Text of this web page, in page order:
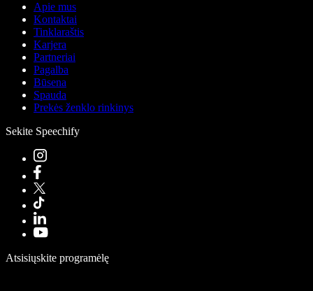
Apie mus
Kontaktai
Tinklaraštis
Karjera
Partneriai
Pagalba
Būsena
Spauda
Prekės ženklo rinkinys
Sekite Speechify
Atsisiųskite programėlę